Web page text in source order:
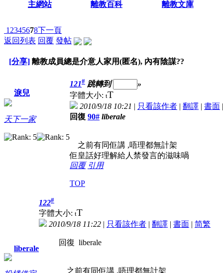
主網站 離教百科 離教文庫
1 2345678下一頁
返回列表 回覆 發帖
[分享] 離教成員總是介意人家用(匿名), 內有陰謀??
淚兒
天下一家
121# 跳轉到
»
字體大小: tT
2010/9/18 10:21 | 只看該作者 | 翻譯 | 書面
回復 90# liberale
之前有同佢講 ,唔理都無計架
佢皇話好理解給人禁發言的滋味喎
回覆 引用
TOP
liberale
122#
字體大小: tT
2010/9/18 11:22 | 只看該作者 | 翻譯 | 書面 | 简繁
回復 liberale
之前有同佢講 ,唔理都無計架